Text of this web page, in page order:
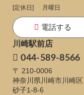
[定休日]
月曜日
電話する
川崎駅前店
044-589-8566
〒 210-0006
神奈川県川崎市川崎区
砂子1-8-6